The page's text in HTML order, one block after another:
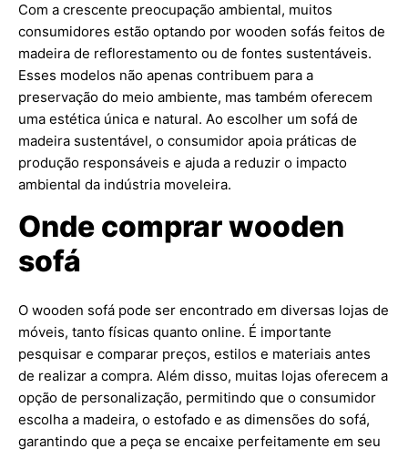
Com a crescente preocupação ambiental, muitos
consumidores estão optando por wooden sofás feitos de
madeira de reflorestamento ou de fontes sustentáveis.
Esses modelos não apenas contribuem para a
preservação do meio ambiente, mas também oferecem
uma estética única e natural. Ao escolher um sofá de
madeira sustentável, o consumidor apoia práticas de
produção responsáveis e ajuda a reduzir o impacto
ambiental da indústria moveleira.
Onde comprar wooden
sofá
O wooden sofá pode ser encontrado em diversas lojas de
móveis, tanto físicas quanto online. É importante
pesquisar e comparar preços, estilos e materiais antes
de realizar a compra. Além disso, muitas lojas oferecem a
opção de personalização, permitindo que o consumidor
escolha a madeira, o estofado e as dimensões do sofá,
garantindo que a peça se encaixe perfeitamente em seu